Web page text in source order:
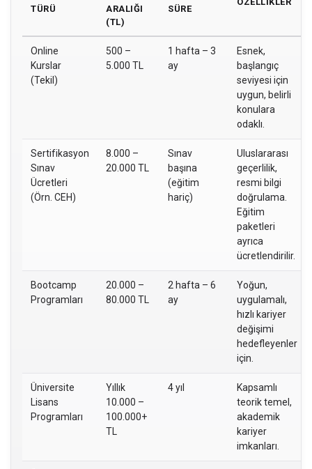
TÜRÜ
ARALIĞI
(TL)
SÜRE
Online
Kurslar
(Tekil)
500 –
5.000 TL
1 hafta – 3
ay
Esnek,
başlangıç
seviyesi için
uygun, belirli
konulara
odaklı.
Sertifikasyon
Sınav
Ücretleri
(Örn. CEH)
8.000 –
20.000 TL
Sınav
başına
(eğitim
hariç)
Uluslararası
geçerlilik,
resmi bilgi
doğrulama.
Eğitim
paketleri
ayrıca
ücretlendirilir.
Bootcamp
Programları
20.000 –
80.000 TL
2 hafta – 6
ay
Yoğun,
uygulamalı,
hızlı kariyer
değişimi
hedefleyenler
için.
Üniversite
Lisans
Programları
Yıllık
10.000 –
100.000+
TL
4 yıl
Kapsamlı
teorik temel,
akademik
kariyer
imkanları.